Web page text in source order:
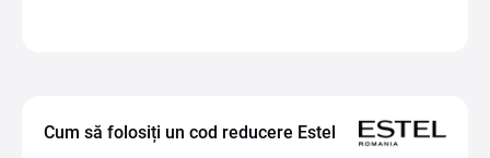
Cum să folosiți un cod reducere Estel